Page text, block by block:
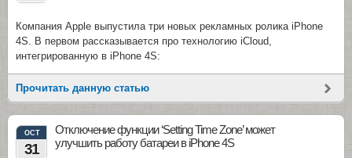
Компания Apple выпустила три новых рекламных ролика iPhone
4S. В первом рассказывается про технологию iCloud,
интегрированную в iPhone 4S:
Прочитать данную статью
OCT
31
Отключение функции ‘Setting Time Zone’ может
улучшить работу батареи в iPhone 4S